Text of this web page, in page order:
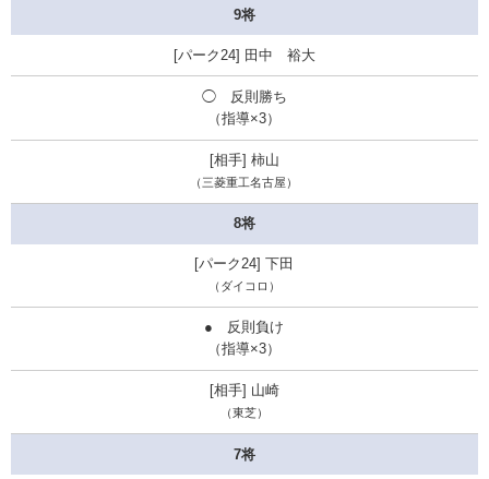
9将
田中 裕大
◯ 反則勝ち
（指導×3）
柿山
（三菱重工名古屋）
8将
下田
（ダイコロ）
● 反則負け
（指導×3）
山崎
（東芝）
7将